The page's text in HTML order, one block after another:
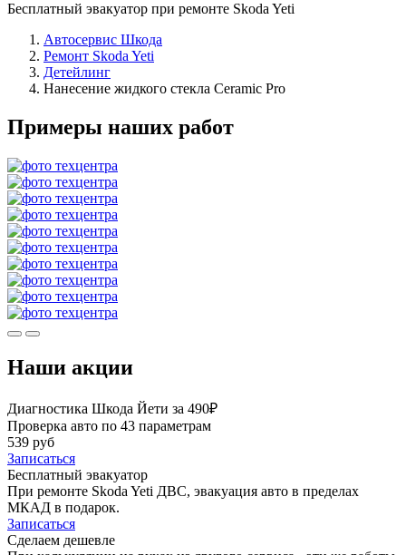
Бесплатный эвакуатор при ремонте Skoda Yeti
Автосервис Шкода
Ремонт Skoda Yeti
Детейлинг
Нанесение жидкого стекла Ceramic Pro
Примеры наших работ
Наши акции
Диагностика Шкода Йети за 490₽
Проверка авто по 43 параметрам
539 руб
Записаться
Бесплатный эвакуатор
При ремонте Skoda Yeti ДВС, эвакуация авто в пределах
МКАД в подарок.
Записаться
Сделаем дешевле